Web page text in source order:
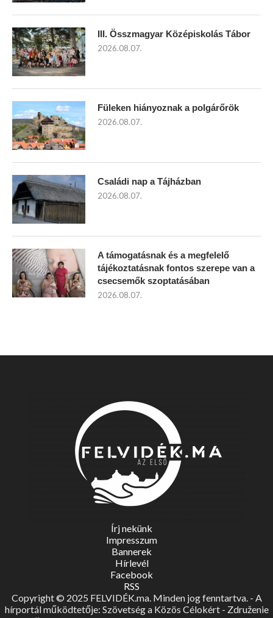
III. Összmagyar Középiskolás Tábor
2026.08.07.
Füleken hiányoznak a polgárőrök
2026.08.07.
Családi nap a Tájházban
2026.08.07.
A támogatásnak és a megfelelő
tájékoztatásnak fontos szerepe van a
csecsemők szoptatásában
2026.08.07.
Írj nekünk
Impresszum
Bannerek
Hírlevél
Facebook
RSS
Copyright © 2025 FELVIDÉK.ma. Minden jog fenntartva. - A
hírportál működtetője: Szövetség a Közös Célokért - Združenie